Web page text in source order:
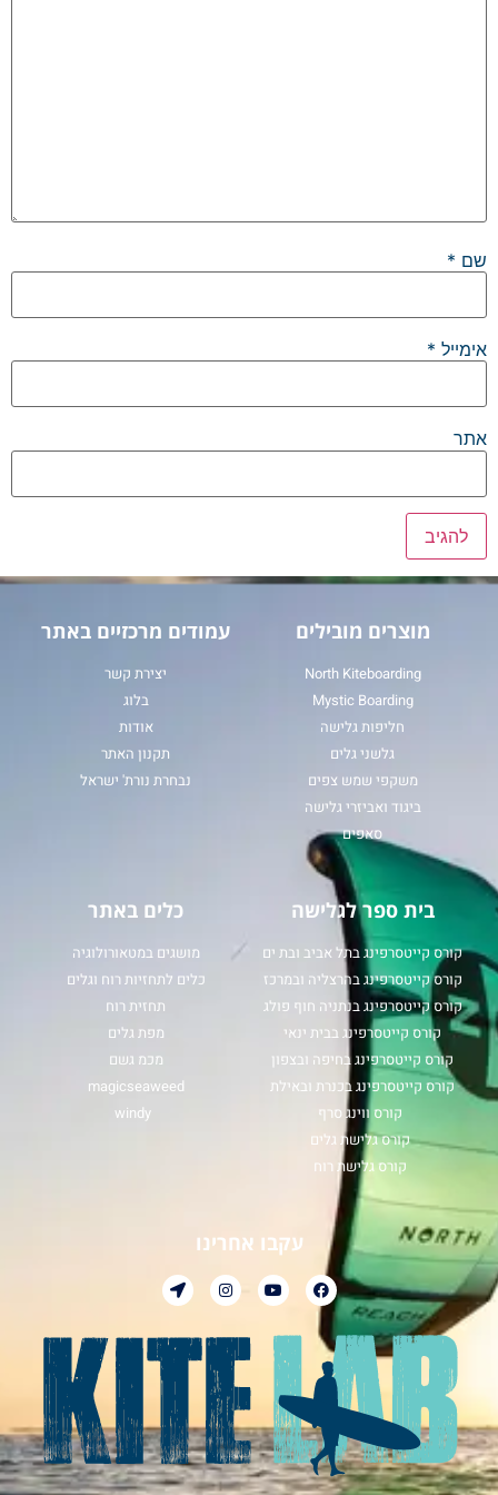
שם *
אימייל *
אתר
מוצרים מובילים
North Kiteboarding
Mystic Boarding
חליפות גלישה
גלשני גלים
משקפי שמש צפים
ביגוד ואביזרי גלישה
סאפים
עמודים מרכזיים באתר
יצירת קשר
בלוג
אודות
תקנון האתר
נבחרת נורת' ישראל
בית ספר לגלישה
קורס קייטסרפינג בתל אביב ובת ים
קורס קייטסרפינג בהרצליה ובמרכז
קורס קייטסרפינג בנתניה חוף פולג
קורס קייטסרפינג בבית ינאי
קורס קייטסרפינג בחיפה ובצפון
קורס קייטסרפינג בכנרת ובאילת
קורס ווינג סרף
קורס גלישת גלים
קורס גלישת רוח
כלים באתר
מושגים במטאורולוגיה
כלים לתחזיות רוח וגלים
תחזית רוח
מפת גלים
מכמ גשם
magicseaweed
windy
עקבו אחרינו